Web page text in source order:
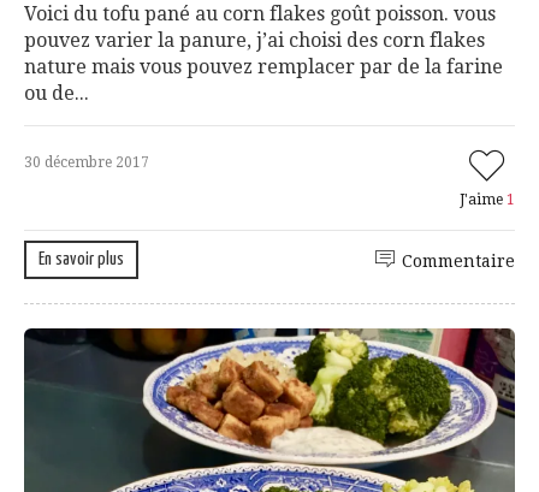
Voici du tofu pané au corn flakes goût poisson. vous
pouvez varier la panure, j’ai choisi des corn flakes
nature mais vous pouvez remplacer par de la farine
ou de...
30 décembre 2017
J'aime 1
En savoir plus Commentaire